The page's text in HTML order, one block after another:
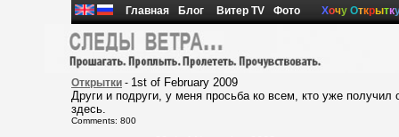
Главная Блог Витер TV Фото Хочу Открытк
Открытки - 1st of February 2009
Други и подруги, у меня просьба ко всем, кто уже получил
здесь.
Comments: 800